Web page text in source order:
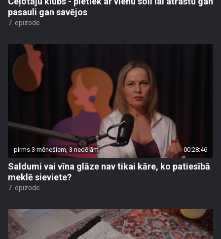
pasauli gan savējos
7. epizode
pirms 3 mēnešiem, 3 nedēļām 00:28:46
Saldumi vai vīna glāze nav tikai kāre, ko patiesībā
meklē sieviete?
7. epizode